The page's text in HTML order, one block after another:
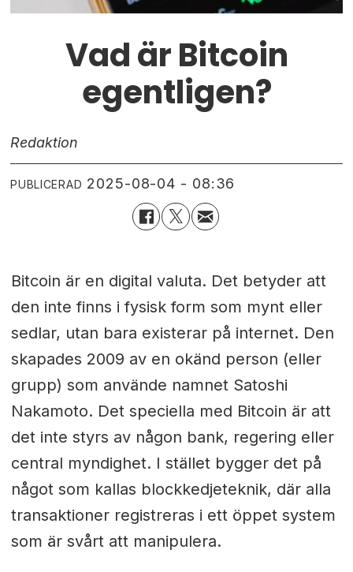
Vad är Bitcoin
egentligen?
Redaktion
PUBLICERAD 2025-08-04 - 08:36
Bitcoin är en digital valuta. Det betyder att
den inte finns i fysisk form som mynt eller
sedlar, utan bara existerar på internet. Den
skapades 2009 av en okänd person (eller
grupp) som använde namnet Satoshi
Nakamoto. Det speciella med Bitcoin är att
det inte styrs av någon bank, regering eller
central myndighet. I stället bygger det på
något som kallas blockkedjeteknik, där alla
transaktioner registreras i ett öppet system
som är svårt att manipulera.